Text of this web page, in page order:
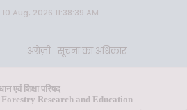
Aug, 2026 11:38:39 AM
अंग्रेज़ी सूचना का अधिकार
एवं शिक्षा परिषद
Research and Education